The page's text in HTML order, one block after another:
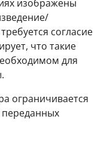
изображены
согласие
что такие
для
ограничивается